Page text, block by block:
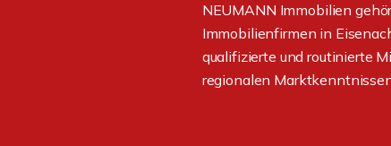
NEUMANN Immobilien
Immobilienfirmen in
qualifizierte und routinierte
regionalen